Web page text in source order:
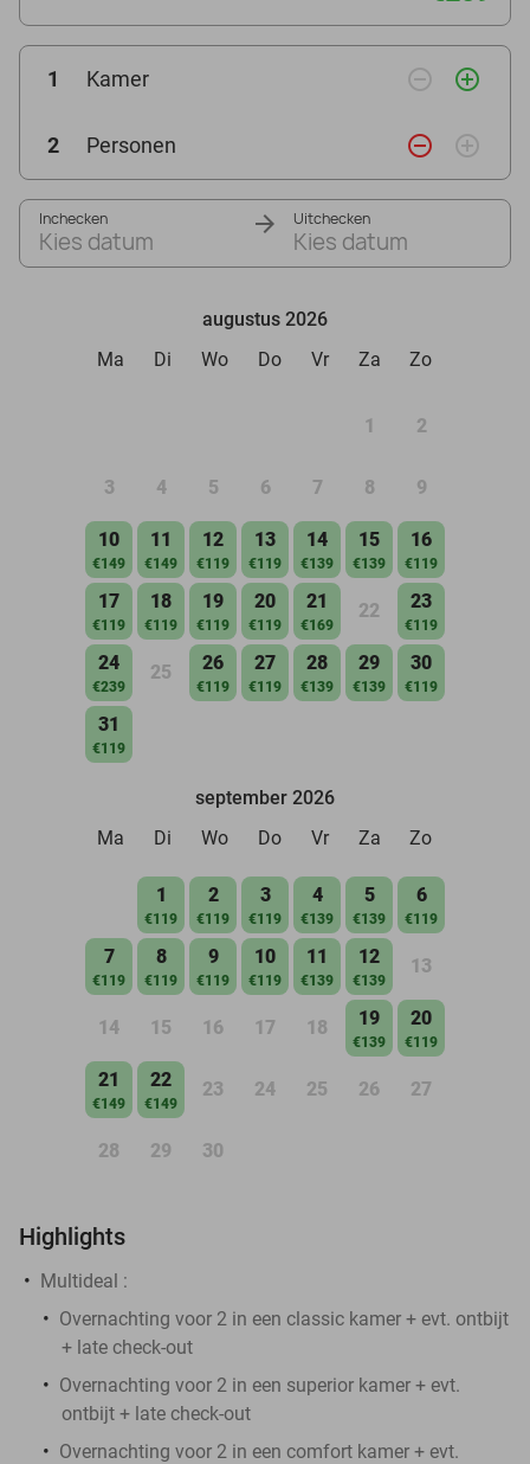
1 Kamer remove_circle_outline add_circle_outline
2 Personen remove_circle_outline add_circle_outline
Inchecken
Kies datum
Uitchecken
Kies datum
augustus 2026
Ma
Di Wo Do Vr Za Zo
1 2
3 4 5 6 7 8 9
10
€149
11
€149
12
€119
13
€119
14
€139
15
€139
16
€119
17
€119
18
€119
19
€119
20
€119
21
€169
22 23
€119
24
€239
25 26
€119
27
€119
28
€139
29
€139
30
€119
31
€119
september 2026
Ma
Di Wo Do Vr Za Zo
1
€119
2
€119
3
€119
4
€139
5
€139
6
€119
7
€119
8
€119
9
€119
10
€119
11
€139
12
€139
13
14 15 16 17 18 19
€139
20
€119
21
€149
22
€149
23 24 25 26 27
28 29 30
Highlights
Multideal :
Overnachting voor 2 in een classic kamer + evt. ontbijt
+ late check-out
Overnachting voor 2 in een superior kamer + evt.
ontbijt + late check-out
Overnachting voor 2 in een comfort kamer + evt.